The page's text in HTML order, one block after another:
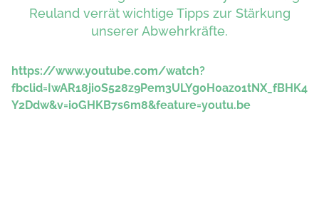
Reuland verrät wichtige Tipps zur Stärkung
unserer Abwehrkräfte.
https://www.youtube.com/watch?
Y2Ddw&v=ioGHKB7s6m8&feature=youtu.be